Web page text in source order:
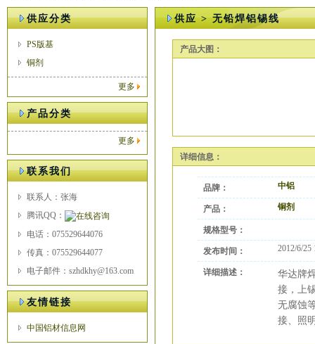
供应分类
PS版基
铜剂
更多
产品分类
更多
联系我们
联系人：张海
腾讯QQ：
电话：075529644076
传真：075529644077
电子邮件：szhdkhy@163.com
友情链接
中国铝材信息网
供应 > 无铅焊铝锡线
产品大图：
详细信息：
品牌： 中铝
产品： 铜剂
规格型号：
发布时间： 2012/6/25
详细描述：
华达牌
接，上
无腐蚀
接、照